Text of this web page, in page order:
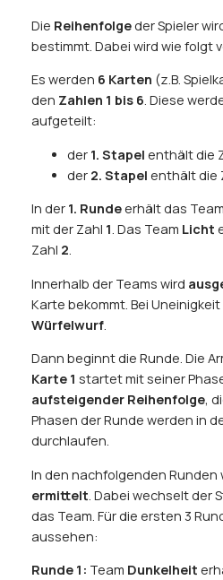
Die Reihenfolgeder Spieler
bestimmt. Dabei wird wie folgt
Es werden 6 Karten (z.B.
den Zahlen 1 bis 6. Diese
aufgeteilt:
der 1. Stapel enthält die
der 2. Stapel enthält die
In der 1. Rundeerhält das Team
mit der Zahl 1. Das Team Licht
Zahl 2.
Innerhalb der Teams wird
Karte bekommt. Bei
Würfelwurf.
Dann beginnt die Runde. Die
Karte 1 startet mit seiner
aufsteigender Reihenfolge,
Phasen der Runde werden in
durchlaufen.
In den nachfolgenden Runden
ermittelt . Dabei wechselt der
das Team. Für die ersten 3
aussehen:
Runde 1: Team Dunkelheit